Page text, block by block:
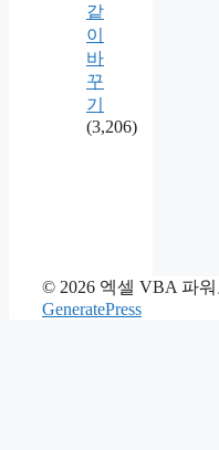
같
이
바
꾸
기
(3,206)
© 2026 엑셀 VBA 파
GeneratePress